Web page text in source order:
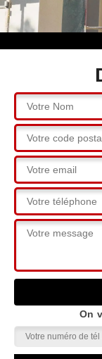
On